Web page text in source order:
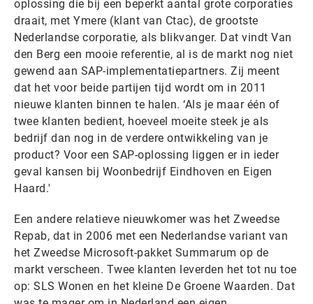
oplossing die bij een beperkt aantal grote corporaties
draait, met Ymere (klant van Ctac), de grootste
Nederlandse corporatie, als blikvanger. Dat vindt Van
den Berg een mooie referentie, al is de markt nog niet
gewend aan SAP-implementatiepartners. Zij meent
dat het voor beide partijen tijd wordt om in 2011
nieuwe klanten binnen te halen. ‘Als je maar één of
twee klanten bedient, hoeveel moeite steek je als
bedrijf dan nog in de verdere ontwikkeling van je
product? Voor een SAP-oplossing liggen er in ieder
geval kansen bij Woonbedrijf Eindhoven en Eigen
Haard.'
Een andere relatieve nieuwkomer was het Zweedse
Repab, dat in 2006 met een Nederlandse variant van
het Zweedse Microsoft-pakket Summarum op de
markt verscheen. Twee klanten leverden het tot nu toe
op: SLS Wonen en het kleine De Groene Waarden. Dat